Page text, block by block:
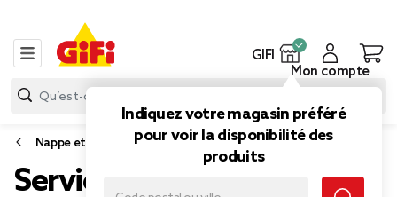
GIFI
Indiquez votre magasin préféré
pour voir la disponibilité des
produits
Mon compte
Nappe et serviette de table
Serviette 100% coton anti